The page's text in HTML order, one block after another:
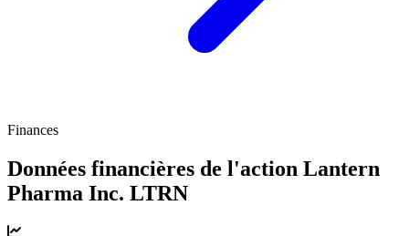
Finances
Données financières de l'action Lantern
Pharma Inc. LTRN